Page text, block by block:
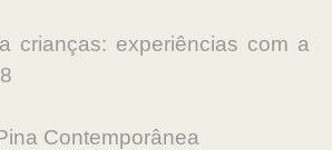
crianças: experiências com a
Contemporânea